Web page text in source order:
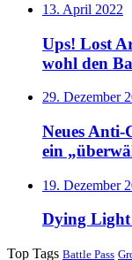
13. April 2022
Ups! Lost
wohl den
29. Dezember
Neues Anti-
ein
19. Dezember
Dying Light
Top Tags Battle Pass